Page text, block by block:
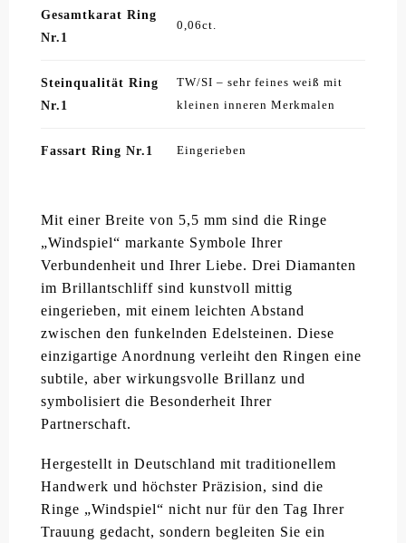
Gesamtkarat Ring
Nr.1
0,06ct.
Steinqualität Ring
Nr.1
TW/SI – sehr feines weiß mit
kleinen inneren Merkmalen
Fassart Ring Nr.1 Eingerieben
Mit einer Breite von 5,5 mm sind die Ringe
„Windspiel“ markante Symbole Ihrer
Verbundenheit und Ihrer Liebe. Drei Diamanten
im Brillantschliff sind kunstvoll mittig
eingerieben, mit einem leichten Abstand
zwischen den funkelnden Edelsteinen. Diese
einzigartige Anordnung verleiht den Ringen eine
subtile, aber wirkungsvolle Brillanz und
symbolisiert die Besonderheit Ihrer
Partnerschaft.
Hergestellt in Deutschland mit traditionellem
Handwerk und höchster Präzision, sind die
Ringe „Windspiel“ nicht nur für den Tag Ihrer
Trauung gedacht, sondern begleiten Sie ein